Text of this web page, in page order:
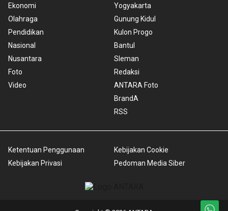
Ekonomi
Olahraga
Pendidikan
Nasional
Nusantara
Foto
Video
Yogyakarta
Gunung Kidul
Kulon Progo
Bantul
Sleman
Redaksi
ANTARA Foto
BrandA
RSS
Ketentuan Penggunaan
Kebijakan Privasi
Kebijakan Cookie
Pedoman Media Siber